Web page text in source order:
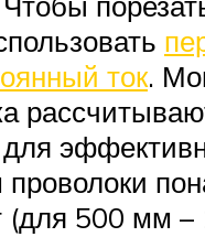
ток.
для
(для 500 мм –